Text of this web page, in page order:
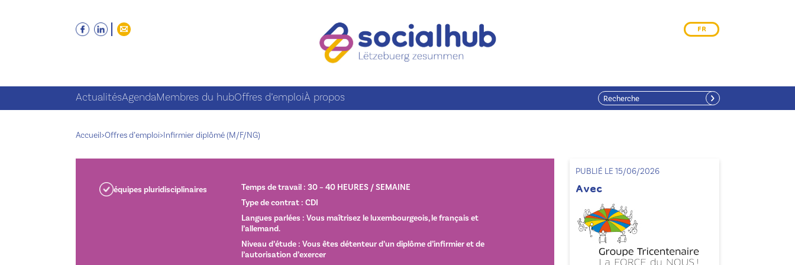
FR
ActualitésAgendaMembres du hubOffres d’emploiÀ propos
Accueil>Offres d’emploi>Infirmier diplômé (M/F/NG)
PUBLIÉ LE 15/06/2026
Avec
équipes pluridisciplinaires
Temps de travail : 30 – 40 HEURES / SEMAINE
Type de contrat : CDI
Langues parlées : Vous maîtrisez le luxembourgeois, le français et
l’allemand.
Niveau d’étude : Vous êtes détenteur d’un diplôme d’infirmier et de
l’autorisation d’exercer